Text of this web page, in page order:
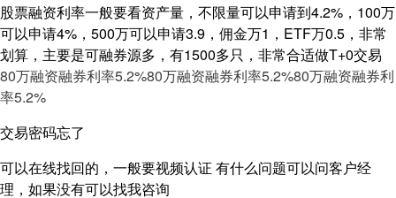
股票融资利率一般要看资产量，不限量可以申请到4.2%，100万
可以申请4%，500万可以申请3.9，佣金万1，ETF万0.5，非常
划算，主要是可融券源多，有1500多只，非常合适做T+0交易
80万融资融券利率5.2%80万融资融券利率5.2%80万融资融券利
率5.2%
交易密码忘了
可以在线找回的，一般要视频认证 有什么问题可以问客户经
理，如果没有可以找我咨询